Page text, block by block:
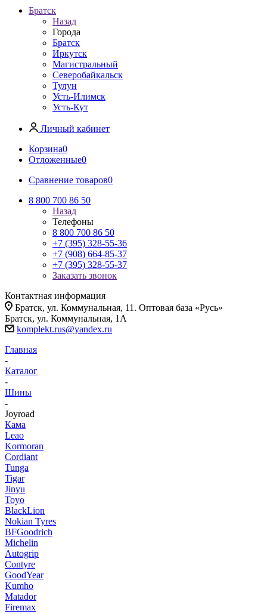
Братск
Назад
Города
Братск
Иркутск
Магистральный
Северобайкальск
Тулун
Усть-Илимск
Усть-Кут
Личный кабинет
Корзина0
Отложенные0
Сравнение товаров0
8 800 700 86 50
Назад
Телефоны
8 800 700 86 50
+7 (395) 328-55-36
+7 (908) 664-85-37
+7 (395) 328-55-37
Заказать звонок
Контактная информация
Братск, ул. Коммунальная, 11. Оптовая база «Русь»
Братск, ул. Коммунальная, 1А
komplekt.rus@yandex.ru
Главная
-
Каталог
-
Шины
-
Joyroad
Кама
Leao
Kormoran
Cordiant
Tunga
Tigar
Jinyu
Toyo
BlackLion
Nokian Tyres
BFGoodrich
Michelin
Autogrip
Contyre
GoodYear
Kumho
Matador
Firemax